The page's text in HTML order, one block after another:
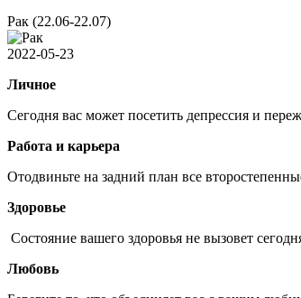
Рак (22.06-22.07)
2022-05-23
Личное
Сегодня вас может посетить депрессия и
Работа и карьера
Отодвиньте на задний план все
Здоровье
Состояние вашего здоровья не вызовет
Любовь